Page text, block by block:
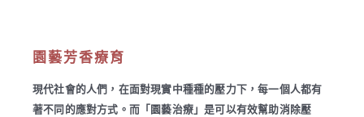
園藝芳香療育
現代社會的人們，在面對現實中種種的壓力下，每一個人都有
著不同的應對方式。而「園藝治療」是可以有效幫助消除壓